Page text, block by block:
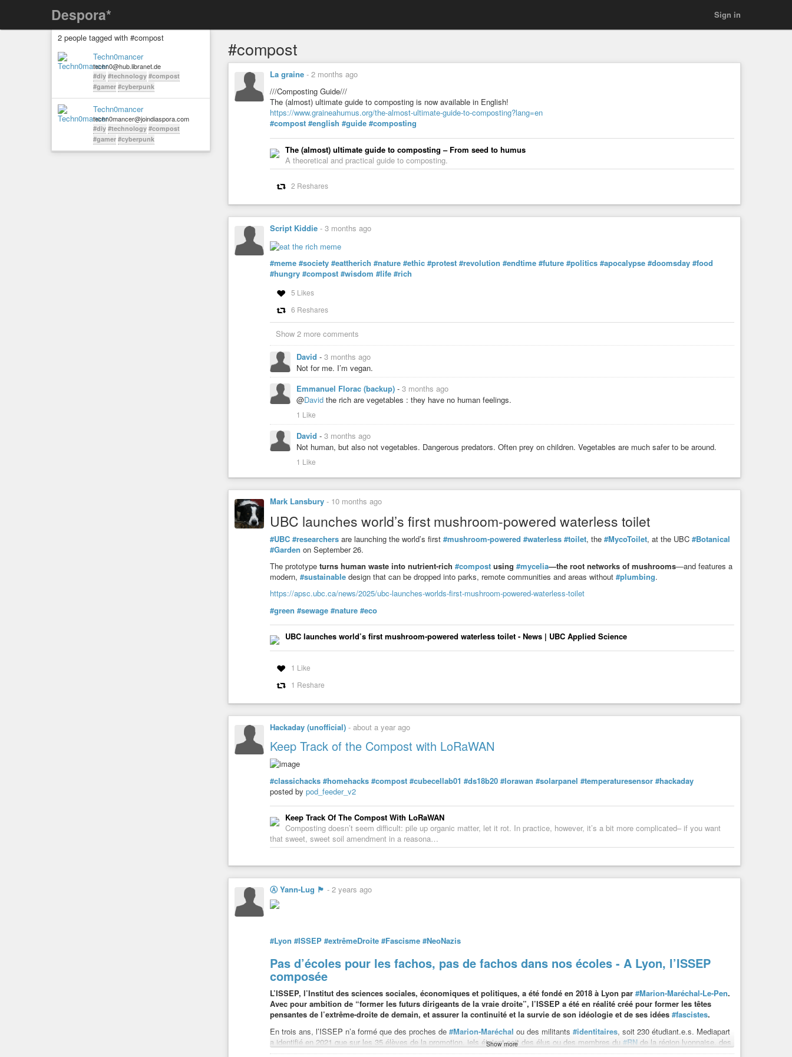
Despora* Sign in
2 people tagged with #compost
Techn0mancer
techn0@hub.libranet.de
#diy #technology #compost
#gamer #cyberpunk
Techn0mancer
techn0mancer@joindiaspora.com
#diy #technology #compost
#gamer #cyberpunk
#compost
La graine - 2 months ago
///Composting Guide///
The (almost) ultimate guide to composting is now available in English!
https://www.graineahumus.org/the-almost-ultimate-guide-to-composting?lang=en
#compost #english #guide #composting
The (almost) ultimate guide to composting – From seed to humus
A theoretical and practical guide to composting.
2 Reshares
Script Kiddie - 3 months ago
#meme #society #eattherich #nature #ethic #protest #revolution #endtime #future #politics #apocalypse #doomsday #food
#hungry #compost #wisdom #life #rich
5 Likes
6 Reshares
Show 2 more comments
David - 3 months ago
Not for me. I’m vegan.
Emmanuel Florac (backup) - 3 months ago
@David the rich are vegetables : they have no human feelings.
1 Like
David - 3 months ago
Not human, but also not vegetables. Dangerous predators. Often prey on children. Vegetables are much safer to be around.
1 Like
Mark Lansbury - 10 months ago
UBC launches world’s first mushroom-powered waterless toilet
#UBC #researchers are launching the world’s first #mushroom-powered #waterless #toilet, the #MycoToilet, at the UBC #Botanical
#Garden on September 26.
The prototype turns human waste into nutrient-rich #compost using #mycelia—the root networks of mushrooms—and features a
modern, #sustainable design that can be dropped into parks, remote communities and areas without #plumbing.
https://apsc.ubc.ca/news/2025/ubc-launches-worlds-first-mushroom-powered-waterless-toilet
#green #sewage #nature #eco
UBC launches world’s first mushroom-powered waterless toilet - News | UBC Applied Science
1 Like
1 Reshare
Hackaday (unofficial) - about a year ago
Keep Track of the Compost with LoRaWAN
#classichacks #homehacks #compost #cubecellab01 #ds18b20 #lorawan #solarpanel #temperaturesensor #hackaday
posted by pod_feeder_v2
Keep Track Of The Compost With LoRaWAN
Composting doesn’t seem difficult: pile up organic matter, let it rot. In practice, however, it’s a bit more complicated– if you want
that sweet, sweet soil amendment in a reasona…
Ⓐ Yann-Lug 🏴 - 2 years ago
#Lyon #ISSEP #extrêmeDroite #Fascisme #NeoNazis
Pas d’écoles pour les fachos, pas de fachos dans nos écoles - A Lyon, l’ISSEP
composée
L’ISSEP, l’Institut des sciences sociales, économiques et politiques, a été fondé en 2018 à Lyon par #Marion-Maréchal-Le-Pen.
Avec pour ambition de “former les futurs dirigeants de la vraie droite”, l’ISSEP a été en réalité créé pour former les têtes
pensantes de l’extrême-droite de demain, et assurer la continuité et la survie de son idéologie et de ses idées #fascistes.
En trois ans, l’ISSEP n’a formé que des proches de #Marion-Maréchal ou des militants #identitaires, soit 230 étudiant.e.s. Mediapart
a identifié en 2021 que sur les 35 élèves de la promotion, iels étaient soit des élus ou des membres du #RN de la région lyonnaise, des
militants de#Génération-identitaireou des militants identitaires et des#catholiques-traditionalistes. Belle brochette pour une sécole
Show more